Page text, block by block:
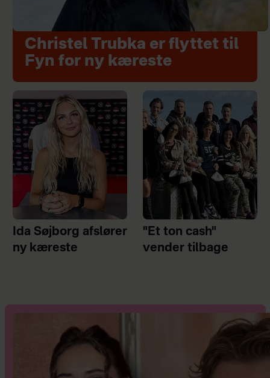
Christel Trubka er flyttet til
Fyn for ny kæreste
Ida Søjborg afslører
ny kæreste
"Et ton cash"
vender tilbage